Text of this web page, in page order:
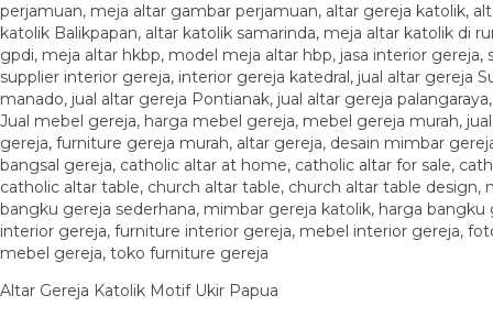
Altar Gereja Katolik Motif Ukir Papua